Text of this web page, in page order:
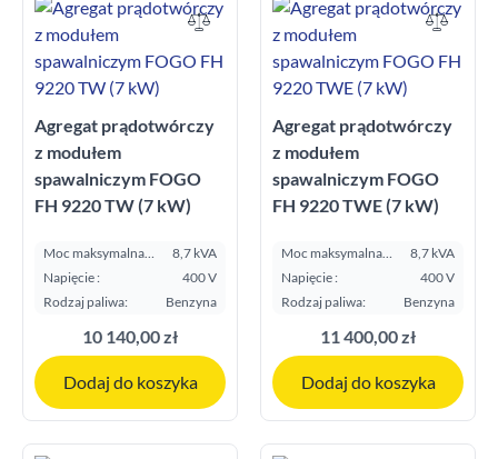
Agregat prądotwórczy
z modułem
spawalniczym FOGO
FH 9220 TW (7 kW)
Moc maksymalna
E.S.P. kVA:
8,7 kVA
Napięcie :
400 V
Rodzaj paliwa:
Benzyna
10 140,00 zł
Dodaj do koszyka
Agregat prądotwórczy
z modułem
spawalniczym FOGO
FH 9220 TWE (7 kW)
Moc maksymalna
E.S.P. kVA:
8,7 kVA
Napięcie :
400 V
Rodzaj paliwa:
Benzyna
11 400,00 zł
Dodaj do koszyka